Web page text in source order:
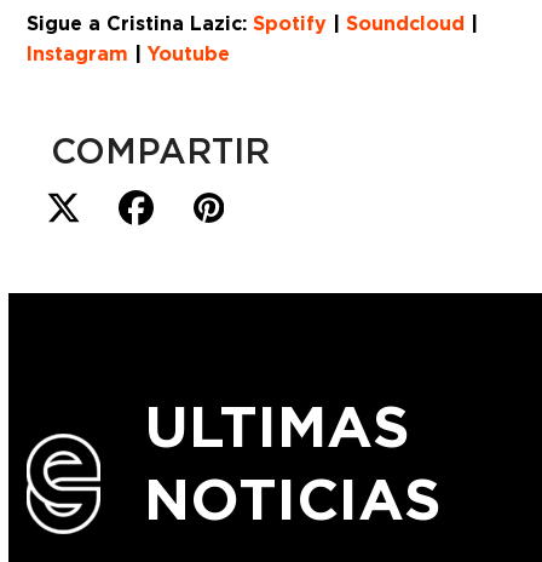
Sigue a Cristina Lazic:Spotify |Soundcloud |
Instagram |Youtube
COMPARTIR
ULTIMAS
NOTICIAS